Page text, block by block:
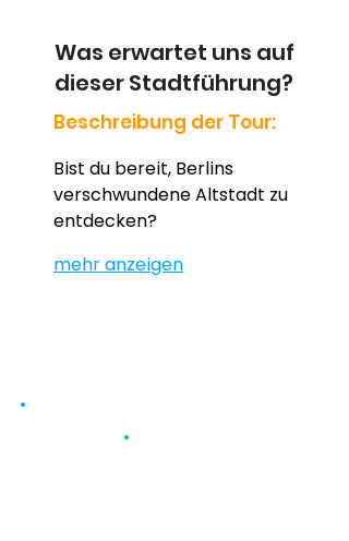
Was erwartet uns auf
dieser Stadtführung?
Beschreibung der Tour:
Bist du bereit, Berlins
verschwundene Altstadt zu
entdecken?
mehr anzeigen